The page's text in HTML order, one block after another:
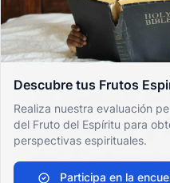
Descubre tus Frutos
Realiza nuestra evaluación
del Fruto del Espíritu para
perspectivas espirituales.
Participa en la
Archivo de Preguntas
Conceptos Teológicos
Entidades Espirituales
¿Cuáles son las
¿Cuáles
tácticas y
de